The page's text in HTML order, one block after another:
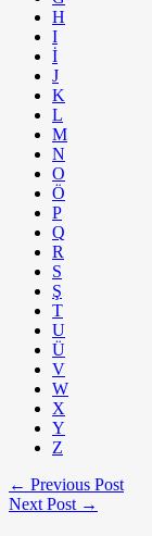
H
I
İ
J
K
L
M
N
O
Ö
P
Q
R
S
Ş
T
U
Ü
V
W
X
Y
Z
← Previous Post
Next Post →